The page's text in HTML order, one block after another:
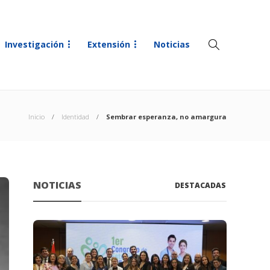
Investigación Extensión Noticias
Inicio Identidad Sembrar esperanza, no amargura
NOTICIAS DESTACADAS